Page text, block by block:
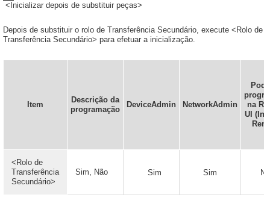
<Inicializar depois de substituir peças>
Depois de substituir o rolo de Transferência Secundário, execute <Rolo de
Transferência Secundário> para efetuar a inicialização.
Item
Descrição da
programação
DeviceAdmin NetworkAdmin
na
UI
<Rolo de
Transferência
Secundário>
Sim, Não Sim Sim